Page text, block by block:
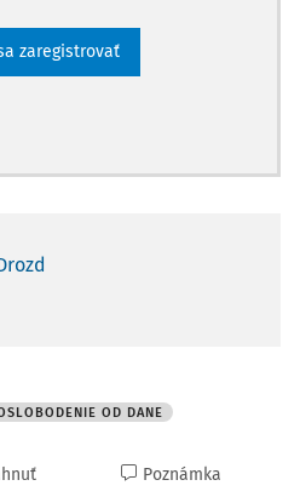
zaregistrovať
OD DANE
Poznámka